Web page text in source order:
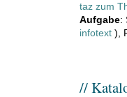
taz zum
Aufgabe:
infotext ),
//